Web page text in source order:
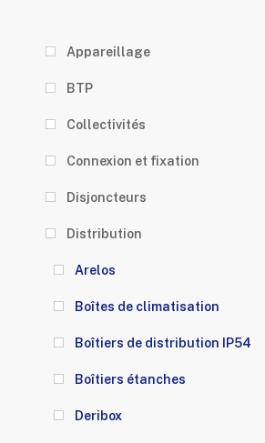
Appareillage
BTP
Collectivités
Connexion et fixation
Disjoncteurs
Distribution
Arelos
Boîtes de climatisation
Boîtiers de distribution IP54
Boîtiers étanches
Deribox